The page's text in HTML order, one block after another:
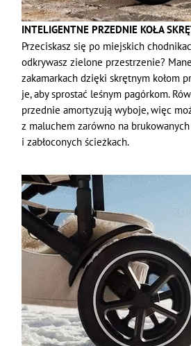
INTELIGENTNE PRZEDNIE KOŁA
Przeciskasz się po miejskich
odkrywasz zielone przestrzenie?
zakamarkach dzięki skrętnym kołom
je, aby sprostać leśnym pagórkom.
przednie amortyzują wyboje, więc
z maluchem zarówno na
i zabłoconych ścieżkach.